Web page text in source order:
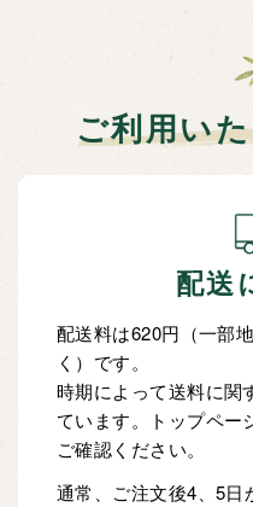
ご利用い
配送
配送料は620円（一部
く）です。
時期によって送料に関
ています。トップペー
ご確認ください。
通常、ご注文後4、5日